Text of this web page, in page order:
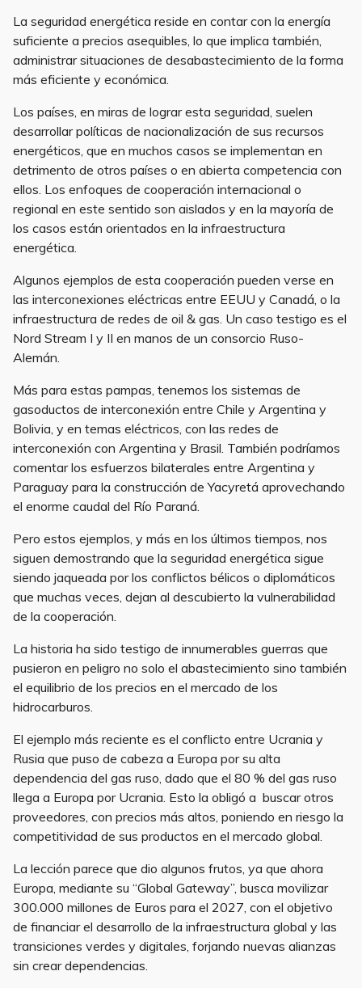
La seguridad energética reside en contar con la energía
suficiente a precios asequibles, lo que implica también,
administrar situaciones de desabastecimiento de la forma
más eficiente y económica.
Los países, en miras de lograr esta seguridad, suelen
desarrollar políticas de nacionalización de sus recursos
energéticos, que en muchos casos se implementan en
detrimento de otros países o en abierta competencia con
ellos. Los enfoques de cooperación internacional o
regional en este sentido son aislados y en la mayoría de
los casos están orientados en la infraestructura
energética.
Algunos ejemplos de esta cooperación pueden verse en
las interconexiones eléctricas entre EEUU y Canadá, o la
infraestructura de redes de oil & gas. Un caso testigo es el
Nord Stream I y II en manos de un consorcio Ruso-
Alemán.
Más para estas pampas, tenemos los sistemas de
gasoductos de interconexión entre Chile y Argentina y
Bolivia, y en temas eléctricos, con las redes de
interconexión con Argentina y Brasil. También podríamos
comentar los esfuerzos bilaterales entre Argentina y
Paraguay para la construcción de Yacyretá aprovechando
el enorme caudal del Río Paraná.
Pero estos ejemplos, y más en los últimos tiempos, nos
siguen demostrando que la seguridad energética sigue
siendo jaqueada por los conflictos bélicos o diplomáticos
que muchas veces, dejan al descubierto la vulnerabilidad
de la cooperación.
La historia ha sido testigo de innumerables guerras que
pusieron en peligro no solo el abastecimiento sino también
el equilibrio de los precios en el mercado de los
hidrocarburos.
El ejemplo más reciente es el conflicto entre Ucrania y
Rusia que puso de cabeza a Europa por su alta
dependencia del gas ruso, dado que el 80 % del gas ruso
llega a Europa por Ucrania. Esto la obligó a buscar otros
proveedores, con precios más altos, poniendo en riesgo la
competitividad de sus productos en el mercado global.
La lección parece que dio algunos frutos, ya que ahora
Europa, mediante su “Global Gateway”, busca movilizar
300.000 millones de Euros para el 2027, con el objetivo
de financiar el desarrollo de la infraestructura global y las
transiciones verdes y digitales, forjando nuevas alianzas
sin crear dependencias.